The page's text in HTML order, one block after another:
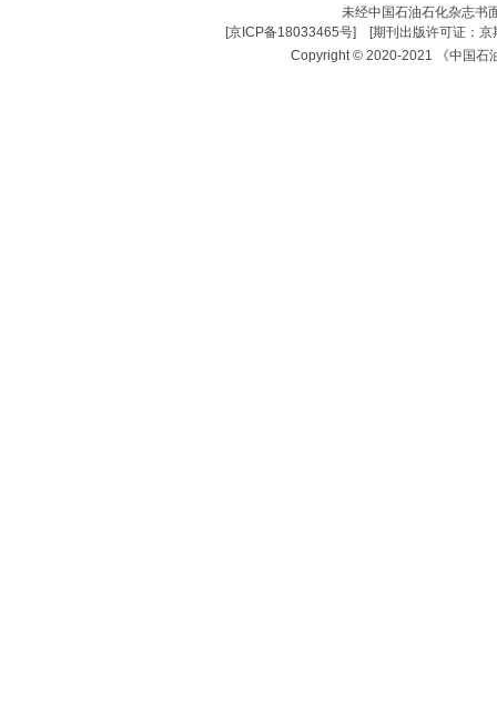
未经中国石油石化杂志书
[京ICP备18033465号] [期刊出版许可证：
Copyright © 2020-2021 《中国石